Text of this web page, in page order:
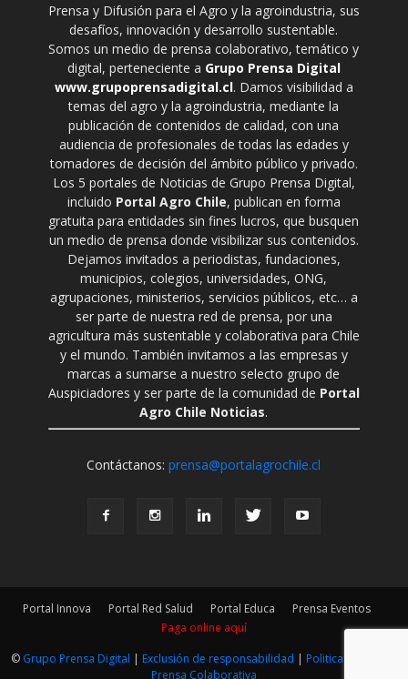
Prensa y Difusión para el Agro y la agroindustria, sus
desafíos, innovación y desarrollo sustentable.
Somos un medio de prensa colaborativo, temático y
digital, perteneciente a Grupo Prensa Digital
www.grupoprensadigital.cl. Damos visibilidad a
temas del agro y la agroindustria, mediante la
publicación de contenidos de calidad, con una
audiencia de profesionales de todas las edades y
tomadores de decisión del ámbito público y privado.
Los 5 portales de Noticias de Grupo Prensa Digital,
incluido Portal Agro Chile, publican en forma
gratuita para entidades sin fines lucros, que busquen
un medio de prensa donde visibilizar sus contenidos.
Dejamos invitados a periodistas, fundaciones,
municipios, colegios, universidades, ONG,
agrupaciones, ministerios, servicios públicos, etc… a
ser parte de nuestra red de prensa, por una
agricultura más sustentable y colaborativa para Chile
y el mundo. También invitamos a las empresas y
marcas a sumarse a nuestro selecto grupo de
Auspiciadores y ser parte de la comunidad de Portal
Agro Chile Noticias.
Contáctanos:prensa@portalagrochile.cl
Portal Innova Portal Red Salud Portal Educa
Prensa Eventos
Paga online aquí
© Grupo Prensa Digital | Exclusión de responsabilidad | Politica Editorial
Prensa Colaborativa